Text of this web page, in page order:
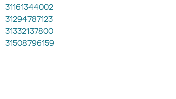
31161344002
31294787123
31332137800
31508796159